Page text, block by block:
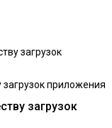
загрузок
загрузок